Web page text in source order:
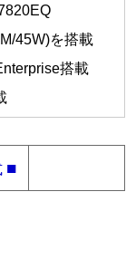
45W)を搭載
搭載
■